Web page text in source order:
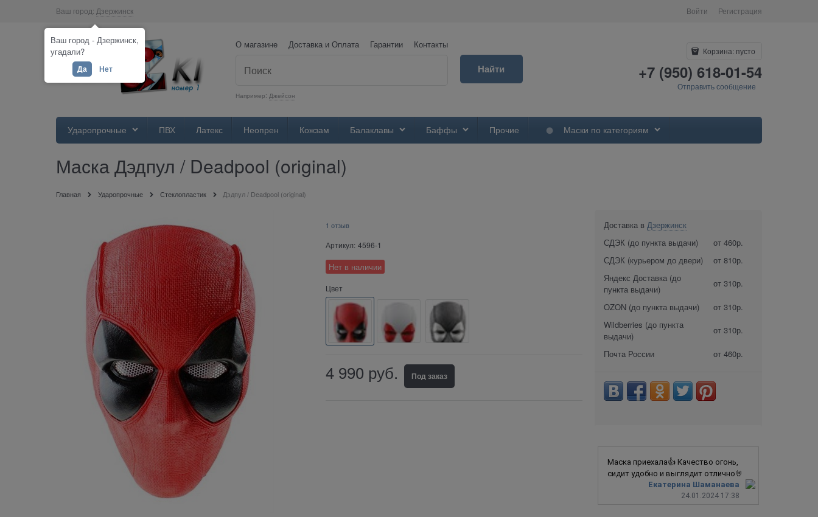
Ваш город: Дзержинск Войти Регистрация
О магазине Доставка и Оплата Гарантии Контакты
Например: Джейсон
Найти
Корзина: пусто
+7 (950) 618-01-54
Отправить сообщение
Ударопрочные ПВХ Латекс Неопрен Кожзам Балаклавы Баффы Прочие Маски по категориям
Маска Дэдпул / Deadpool (original)
Главная Ударопрочные Стеклопластик Дэдпул / Deadpool (original)
1 отзыв
Артикул: 4596-1
Нет в наличии
Цвет
4 990 руб. Под заказ
Доставка в Дзержинск
СДЭК (до пункта выдачи)
от 460р.
СДЭК (курьером до двери)
от 810р.
Яндекс Доставка (до
пункта выдачи)
от 310р.
OZON (до пункта выдачи)
от 310р.
Wildberries (до пункта
выдачи)
от 310р.
Почта России от 460р.
Екатерина Шаманаева
24.01.2024 17:38
Маска приехала👍 Качество огонь,
сидит удобно и выглядит отлично🤘
Ваш город - Дзержинск,
угадали?
Да Нет